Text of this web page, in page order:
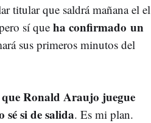
titular que saldrá mañana el el
sí que ha confirmado un
sus primeros minutos del
que Ronald Araujo juegue
sé si de salida. Es mi plan.